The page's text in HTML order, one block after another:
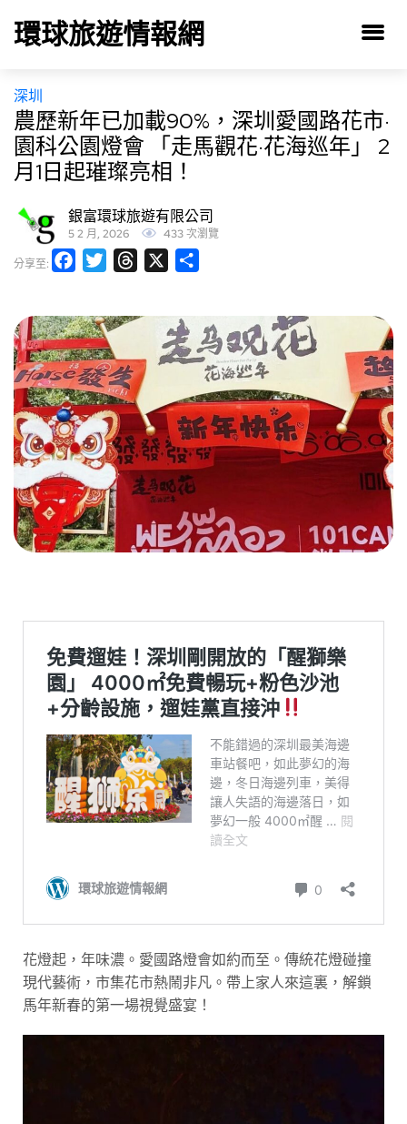
環球旅遊情報網
深圳
農歷新年已加載90%，深圳愛國路花市·
園科公園燈會 「走馬觀花·花海巡年」 2
月1日起璀璨亮相！
銀富環球旅遊有限公司
5 2 月, 2026 433 次瀏覽
分享至: FacebookTwitterThreads
花燈起，年味濃。愛國路燈會如約而至。傳統花燈碰撞
現代藝術，市集花市熱鬧非凡。帶上家人來這裏，解鎖
馬年新春的第一場視覺盛宴！